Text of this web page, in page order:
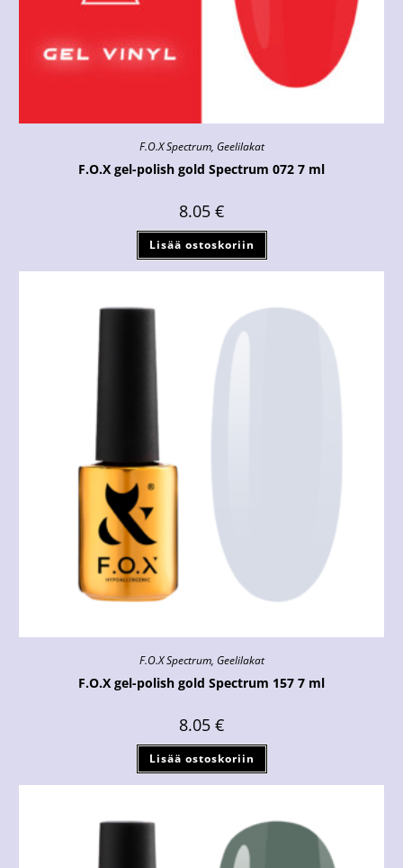
F.O.X Spectrum, Geelilakat
F.O.X gel-polish gold Spectrum 072 7 ml
8.05 €
Lisää ostoskoriin
F.O.X Spectrum, Geelilakat
F.O.X gel-polish gold Spectrum 157 7 ml
8.05 €
Lisää ostoskoriin